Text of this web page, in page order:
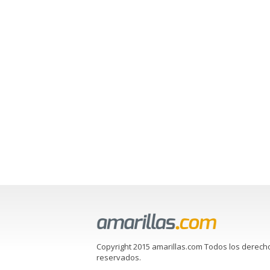
Copyright 2015 amarillas.com Todos los
reservados.